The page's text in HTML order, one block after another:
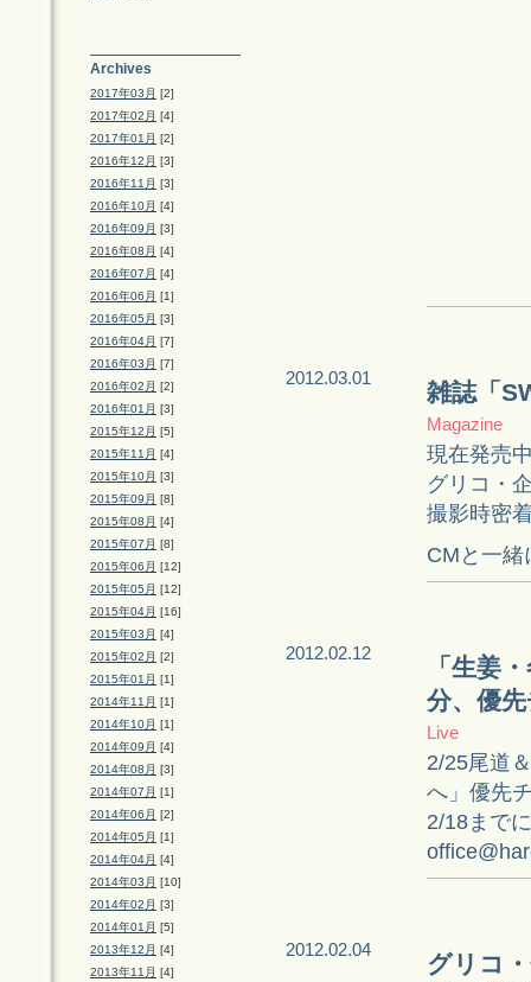
Archives
2017年03月 [2]
2017年02月 [4]
2017年01月 [2]
2016年12月 [3]
2016年11月 [3]
2016年10月 [4]
2016年09月 [3]
2016年08月 [4]
2016年07月 [4]
2016年06月 [1]
2016年05月 [3]
2016年04月 [7]
2016年03月 [7]
2016年02月 [2]
2016年01月 [3]
2015年12月 [5]
2015年11月 [4]
2015年10月 [3]
2015年09月 [8]
2015年08月 [4]
2015年07月 [8]
2015年06月 [12]
2015年05月 [12]
2015年04月 [16]
2015年03月 [4]
2015年02月 [2]
2015年01月 [1]
2014年11月 [1]
2014年10月 [1]
2014年09月 [4]
2014年08月 [3]
2014年07月 [1]
2014年06月 [2]
2014年05月 [1]
2014年04月 [4]
2014年03月 [10]
2014年02月 [3]
2014年01月 [5]
2013年12月 [4]
2013年11月 [4]
2012.03.01
雑誌「
Magazine
現在発売
グリコ・
撮影時密
CMと一緒
2012.02.12
「生姜
分、優
Live
2/25尾道
へ」優先
2/18まで
2012.02.04
グリコ